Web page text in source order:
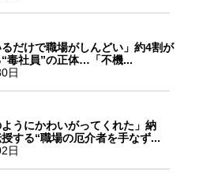
るだけで職場がしんどい」約4割が
毒社員”の正体…「不機...
日
ようにかわいがってくれた」納
する“職場の厄介者を手なず...
日